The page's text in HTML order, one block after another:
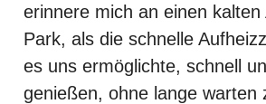
erinnere mich an einen kalten
Park, als die schnelle
es uns ermöglichte, schnell
genießen, ohne lange warten